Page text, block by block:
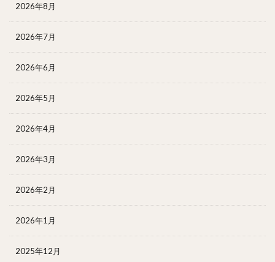
2026年8月
2026年7月
2026年6月
2026年5月
2026年4月
2026年3月
2026年2月
2026年1月
2025年12月